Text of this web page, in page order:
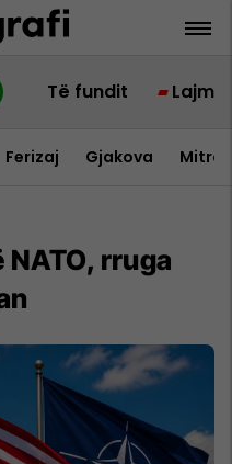
Të fundit Lajme
Ferizaj Gjakova
NATO, rruga